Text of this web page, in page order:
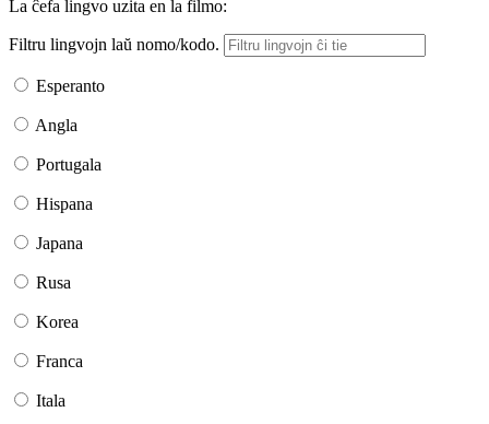
La ĉefa lingvo uzita en la filmo:
Filtru lingvojn laŭ nomo/kodo.
Esperanto
Angla
Portugala
Hispana
Japana
Rusa
Korea
Franca
Itala